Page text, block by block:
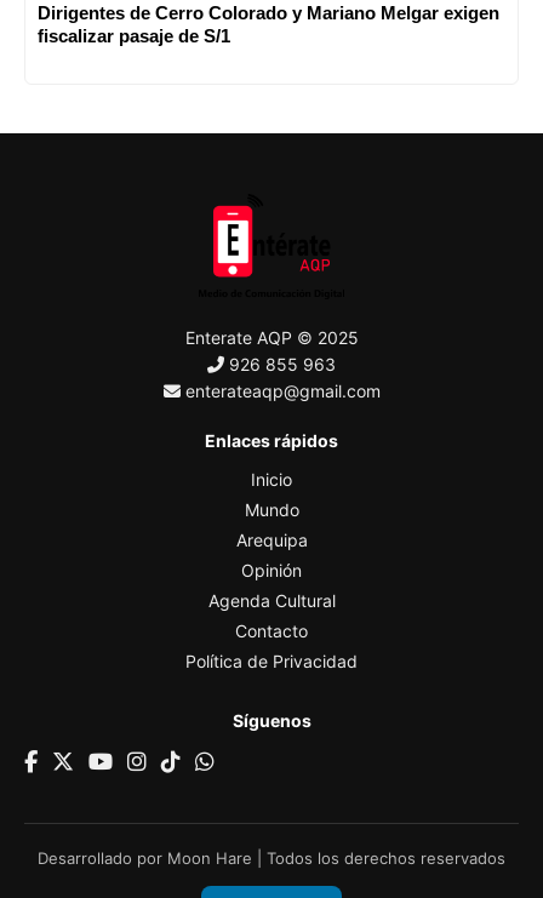
Dirigentes de Cerro Colorado y Mariano Melgar exigen
fiscalizar pasaje de S/1
Enterate AQP © 2025
926 855 963
enterateaqp@gmail.com
Enlaces rápidos
Inicio
Mundo
Arequipa
Opinión
Agenda Cultural
Contacto
Política de Privacidad
Síguenos
Desarrollado por Moon Hare | Todos los derechos reservados